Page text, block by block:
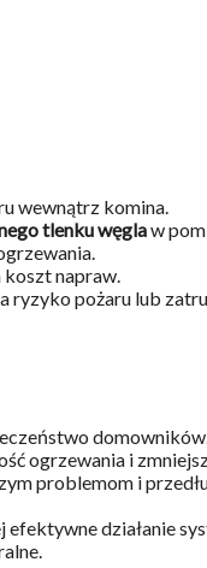
wewnątrz komina.
tlenku węglaw
koszt napraw.
ryzyko pożaru lub
ogrzewania i
problemom i
działanie